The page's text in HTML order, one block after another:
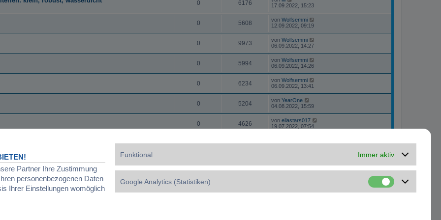
0 6176
17.09.2022, 15:23
0 5608 von Wolfsemmi
12.09.2022, 09:19
0 9973 von Wolfsemmi
06.09.2022, 14:27
0 5994 von Wolfsemmi
06.09.2022, 14:26
0 6234 von Wolfsemmi
06.09.2022, 13:41
0 5204 von YearOne
04.08.2022, 15:59
0 4626 von ellastars017
19.07.2022, 07:54
0 8141
0 4749
08.04.2022, 12:57
0
Partner Ihre Zustimmung
personenbezogenen Daten
Ihrer Einstellungen womöglich
Funktional Immer aktiv
Google Analytics (Statistiken)